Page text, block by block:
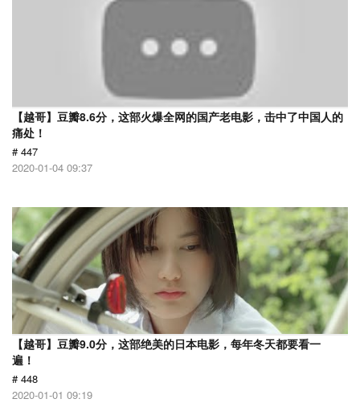
【越哥】豆瓣8.6分，这部火爆全网的国产老电影，击中了中国人的
痛处！
# 447
2020-01-04 09:37
【越哥】豆瓣9.0分，这部绝美的日本电影，每年冬天都要看一
遍！
# 448
2020-01-01 09:19